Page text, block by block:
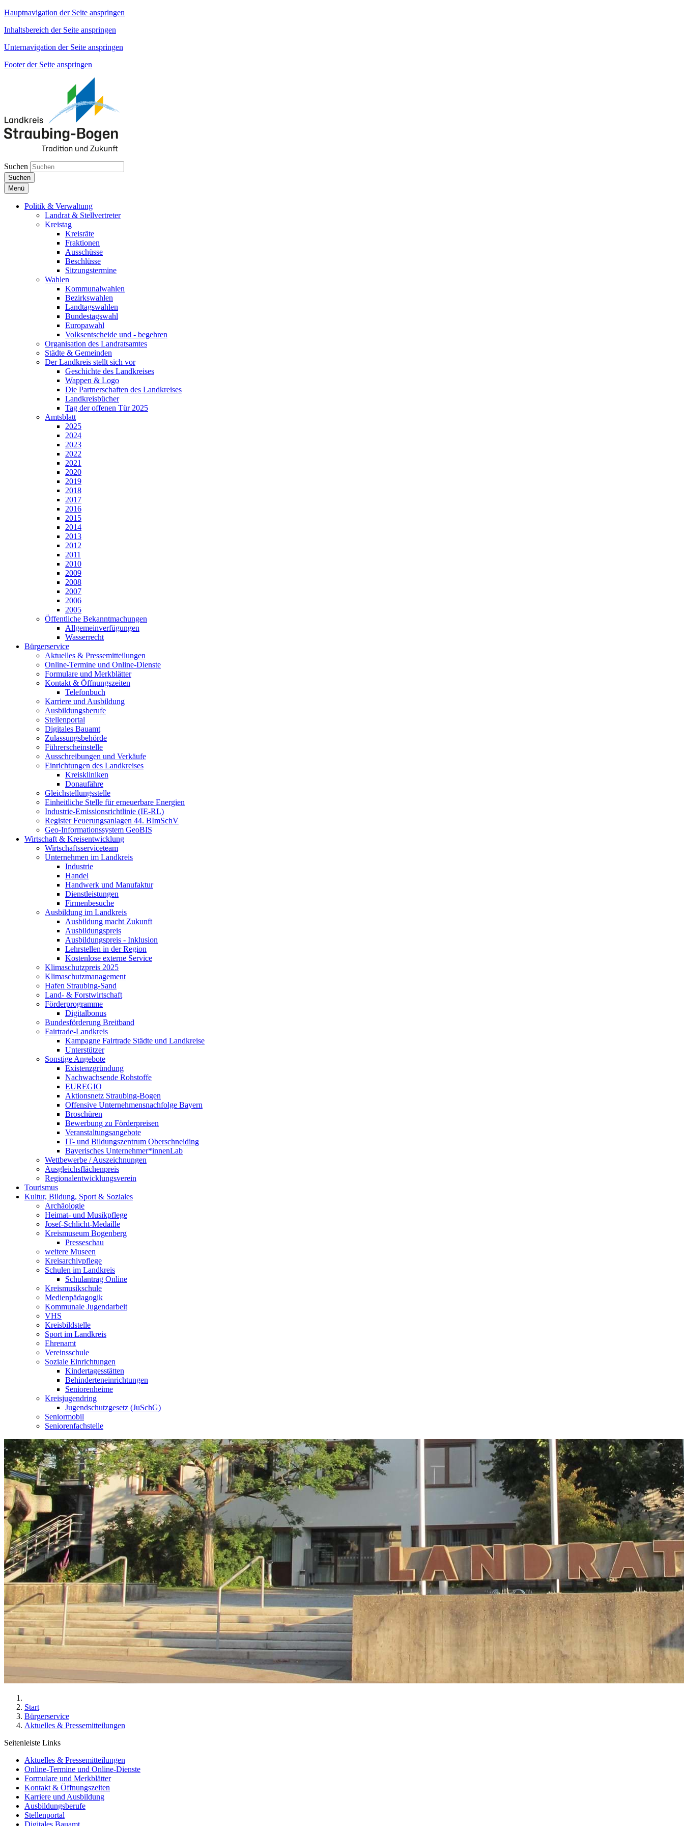
Hauptnavigation der Seite anspringen
Inhaltsbereich der Seite anspringen
Unternavigation der Seite anspringen
Footer der Seite anspringen
Suchen
Suchen
Menü
Politik & Verwaltung
Landrat & Stellvertreter
Kreistag
Kreisräte
Fraktionen
Ausschüsse
Beschlüsse
Sitzungstermine
Wahlen
Kommunalwahlen
Bezirkswahlen
Landtagswahlen
Bundestagswahl
Europawahl
Volksentscheide und - begehren
Organisation des Landratsamtes
Städte & Gemeinden
Der Landkreis stellt sich vor
Geschichte des Landkreises
Wappen & Logo
Die Partnerschaften des Landkreises
Landkreisbücher
Tag der offenen Tür 2025
Amtsblatt
2025
2024
2023
2022
2021
2020
2019
2018
2017
2016
2015
2014
2013
2012
2011
2010
2009
2008
2007
2006
2005
Öffentliche Bekanntmachungen
Allgemeinverfügungen
Wasserrecht
Bürgerservice
Aktuelles & Pressemitteilungen
Online-Termine und Online-Dienste
Formulare und Merkblätter
Kontakt & Öffnungszeiten
Telefonbuch
Karriere und Ausbildung
Ausbildungsberufe
Stellenportal
Digitales Bauamt
Zulassungsbehörde
Führerscheinstelle
Ausschreibungen und Verkäufe
Einrichtungen des Landkreises
Kreiskliniken
Donaufähre
Gleichstellungsstelle
Einheitliche Stelle für erneuerbare Energien
Industrie-Emissionsrichtlinie (IE-RL)
Register Feuerungsanlagen 44. BImSchV
Geo-Informationssystem GeoBIS
Wirtschaft & Kreisentwicklung
Wirtschaftsserviceteam
Unternehmen im Landkreis
Industrie
Handel
Handwerk und Manufaktur
Dienstleistungen
Firmenbesuche
Ausbildung im Landkreis
Ausbildung macht Zukunft
Ausbildungspreis
Ausbildungspreis - Inklusion
Lehrstellen in der Region
Kostenlose externe Service
Klimaschutzpreis 2025
Klimaschutzmanagement
Hafen Straubing-Sand
Land- & Forstwirtschaft
Förderprogramme
Digitalbonus
Bundesförderung Breitband
Fairtrade-Landkreis
Kampagne Fairtrade Städte und Landkreise
Unterstützer
Sonstige Angebote
Existenzgründung
Nachwachsende Rohstoffe
EUREGIO
Aktionsnetz Straubing-Bogen
Offensive Unternehmensnachfolge Bayern
Broschüren
Bewerbung zu Förderpreisen
Veranstaltungsangebote
IT- und Bildungszentrum Oberschneiding
Bayerisches Unternehmer*innenLab
Wettbewerbe / Auszeichnungen
Ausgleichsflächenpreis
Regionalentwicklungsverein
Tourismus
Kultur, Bildung, Sport & Soziales
Archäologie
Heimat- und Musikpflege
Josef-Schlicht-Medaille
Kreismuseum Bogenberg
Presseschau
weitere Museen
Kreisarchivpflege
Schulen im Landkreis
Schulantrag Online
Kreismusikschule
Medienpädagogik
Kommunale Jugendarbeit
VHS
Kreisbildstelle
Sport im Landkreis
Ehrenamt
Vereinsschule
Soziale Einrichtungen
Kindertagesstätten
Behinderteneinrichtungen
Seniorenheime
Kreisjugendring
Jugendschutzgesetz (JuSchG)
Seniormobil
Seniorenfachstelle
Start
Bürgerservice
Aktuelles & Pressemitteilungen
Seitenleiste Links
Aktuelles & Pressemitteilungen
Online-Termine und Online-Dienste
Formulare und Merkblätter
Kontakt & Öffnungszeiten
Karriere und Ausbildung
Ausbildungsberufe
Stellenportal
Digitales Bauamt